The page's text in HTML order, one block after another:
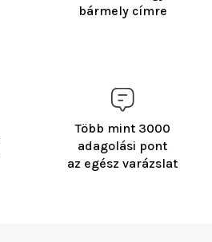
bármely címre
Több mint 3000
adagolási pont
az egész varázslat